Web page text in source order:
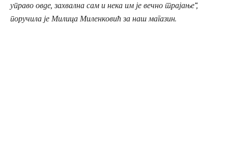
управо овде, захвална сам и нека им је вечно трајање“,
поручила је Милица Миленковић за наш магазин.